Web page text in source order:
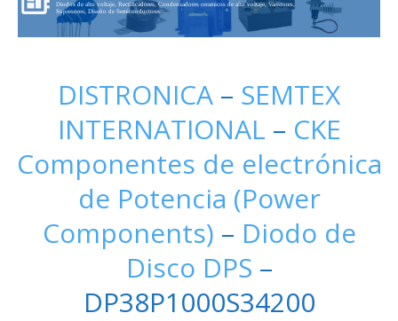
Diodos de alto voltaje, Rectificadores, Condensadores ceramicos de alto voltaje, Varistores,
Supresores, Diseño de Semiconductores...
DISTRONICA – SEMTEX
INTERNATIONAL – CKE
Componentes de electrónica
de Potencia (Power
Components) – Diodo de
Disco DPS –
DP38P1000S34200